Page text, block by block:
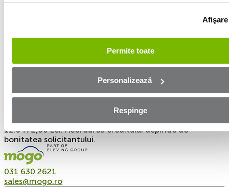
Afişare
Permite toate
Personalizează
Respinge
anuală (DAE) pentru un credit de 25.000 Lei pentru o
perioadă de 60 de luni, este de 49,11%, presupunând o
valoare a ratei de 1.080,68 Lei, cu o rată a dobânzii de
anuală (DAE) pentru un credit de 60.000 Lei pentru o
perioadă de 60 de luni, este de 34,44%, presupunând o
valoare a ratei de 1.941,20 Lei, cu o rată a dobânzii de
2,50%. Costul total al creditului este de 56.472,00 Lei.
Valoarea totală plătibilă de către dumneavoastră este de
11.6472,00 Lei. Acordarea creditului depinde de
bonitatea solicitantului.
031 630 2621
sales@mogo.ro